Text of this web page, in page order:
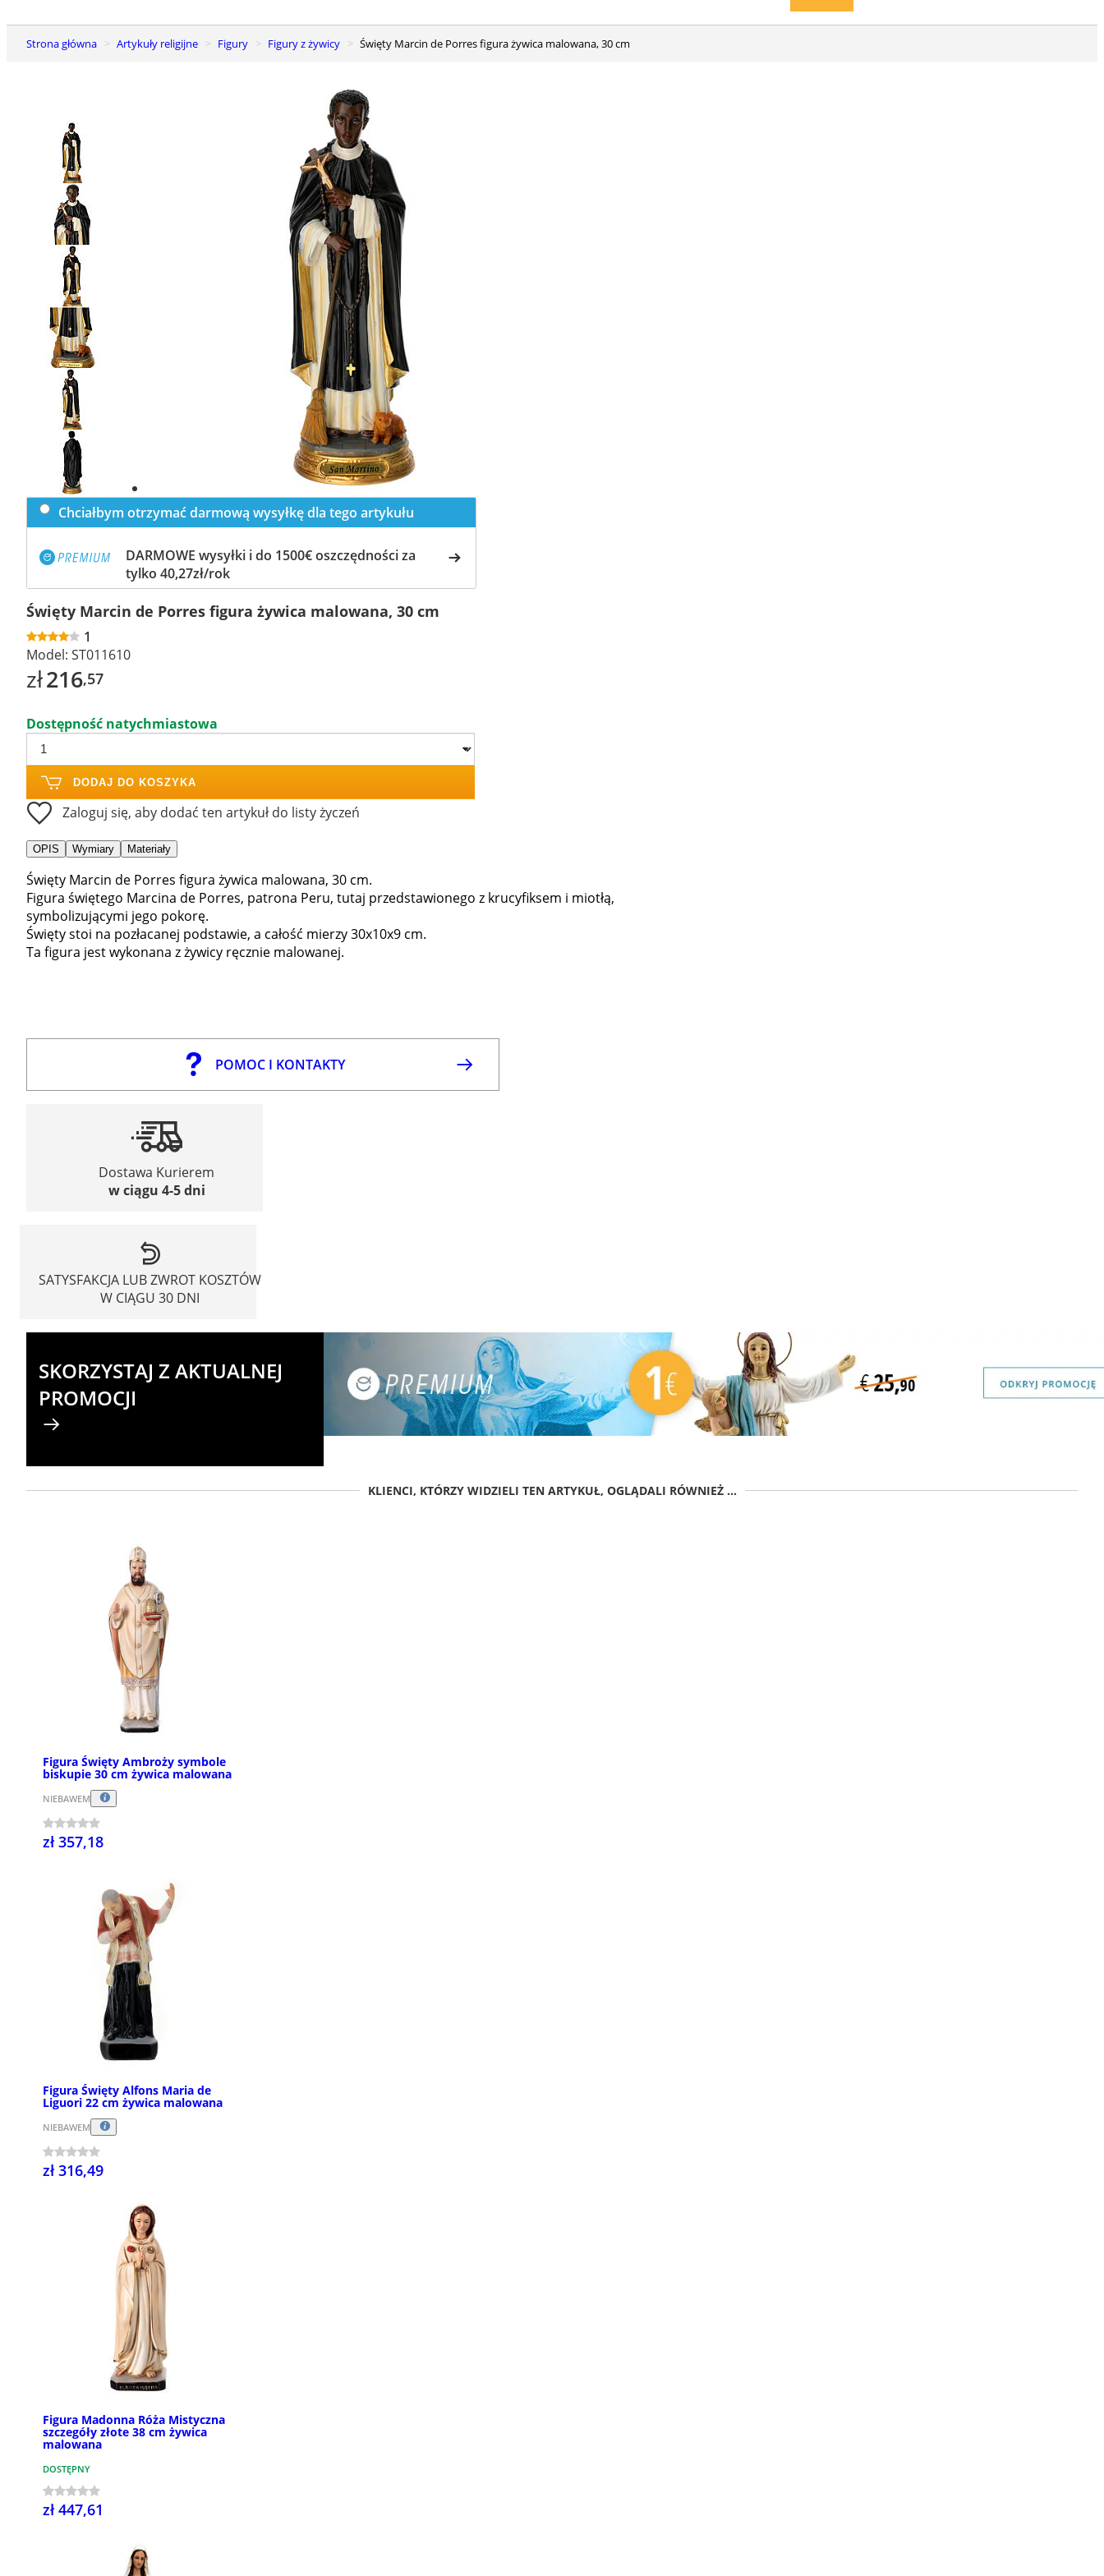
Strona główna Artykuły religijne Figury Figury z żywicy Święty Marcin de Porres figura żywica malowana, 30 cm
Previous
slide
Next
slide
Chciałbym otrzymać darmową wysyłkę dla tego artykułu
DARMOWE wysyłki i do 1500€ oszczędności za
tylko 40,27zł/rok
Święty Marcin de Porres figura żywica malowana, 30 cm
1
Model: ST011610
zł216,57
Dostępność natychmiastowa
DODAJ DO KOSZYKA
Zaloguj się, aby dodać ten artykuł do listy życzeń
OPIS Wymiary Materiały
Święty Marcin de Porres figura żywica malowana, 30 cm.
Figura świętego Marcina de Porres, patrona Peru, tutaj przedstawionego z krucyfiksem i miotłą,
symbolizującymi jego pokorę.
Święty stoi na pozłacanej podstawie, a całość mierzy 30x10x9 cm.
Ta figura jest wykonana z żywicy ręcznie malowanej.
POMOC I KONTAKTY
Dostawa Kurierem
w ciągu 4-5 dni
SATYSFAKCJA LUB ZWROT KOSZTÓW
W CIĄGU 30 DNI
SKORZYSTAJ Z AKTUALNEJ
PROMOCJI
KLIENCI, KTÓRZY WIDZIELI TEN ARTYKUŁ, OGLĄDALI RÓWNIEŻ ...
Figura Święty Ambroży symbole
biskupie 30 cm żywica malowana
NIEBAWEM
zł 357,18
Figura Święty Alfons Maria de
Liguori 22 cm żywica malowana
NIEBAWEM
zł 316,49
Figura Madonna Róża Mistyczna
szczegóły złote 38 cm żywica
malowana
DOSTĘPNY
zł 447,61